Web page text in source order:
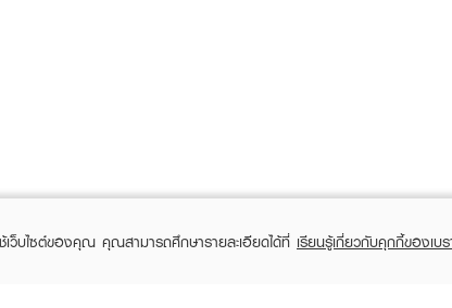
เว็บไซต์ของคุณ คุณสามารถศึกษารายละเอียดได้ที่ เรียนรู้เกี่ยวกับคุกกี้ของเบ